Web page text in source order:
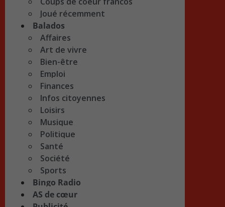
Joué récemment
Balados
Affaires
Art de vivre
Bien-être
Emploi
Finances
Infos citoyennes
Loisirs
Musique
Politique
Santé
Société
Sports
Bingo Radio
AS de cœur